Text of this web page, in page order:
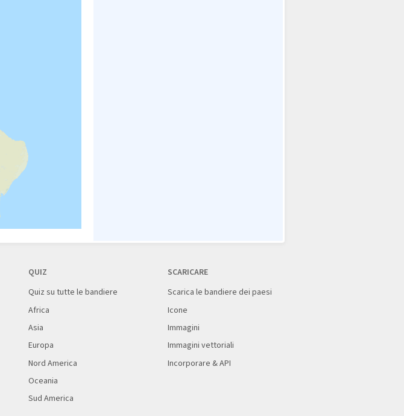
QUIZ
Quiz su tutte le bandiere
Africa
Asia
Europa
Nord America
Oceania
Sud America
SCARICARE
Scarica le bandiere dei paesi
Icone
Immagini
Immagini vettoriali
Incorporare & API